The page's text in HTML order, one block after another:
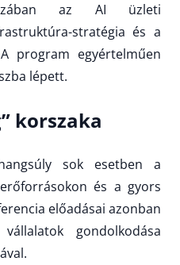
az AI üzleti
stratégia és a
program egyértelműen
lépett.
korszaka
sok esetben a
és a gyors
előadásai azonban
gondolkodása